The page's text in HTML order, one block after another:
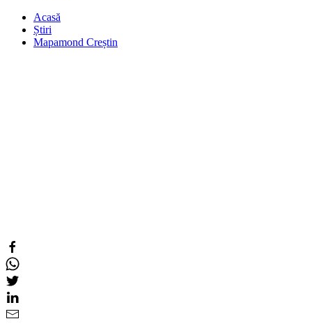
Acasă
Știri
Mapamond Creștin